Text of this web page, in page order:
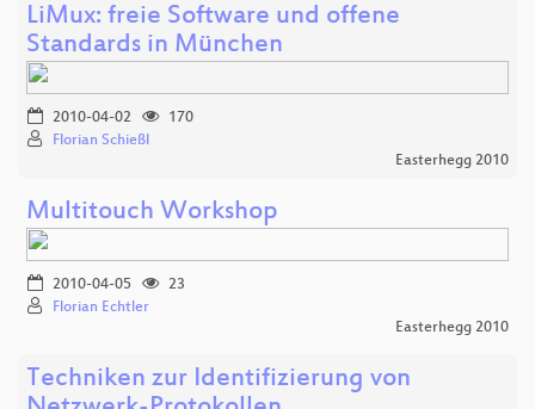
LiMux: freie Software und offene
Standards in München
2010-04-02
170
Florian Schießl
Easterhegg 2010
Multitouch Workshop
2010-04-05
23
Florian Echtler
Easterhegg 2010
Techniken zur Identifizierung von